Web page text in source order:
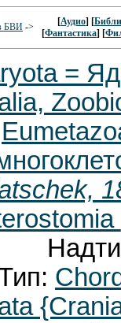
БВИ -> [Аудио] [
[Фантастика] [
=